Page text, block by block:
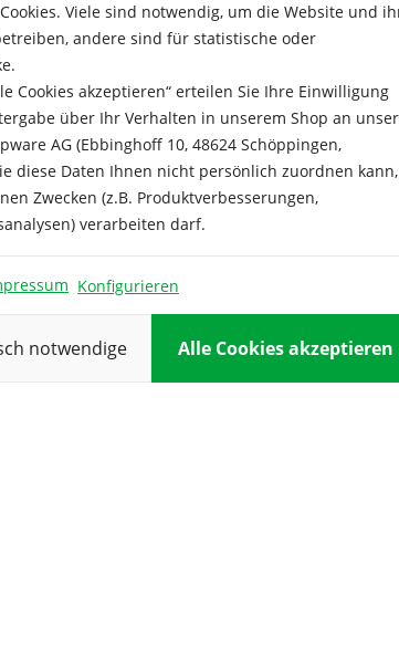
das
eine
Salaten, als
Rettich
historischen
Aussaat:
Aussaattiefe:
Besonderheit:
Farbe:
Viele sind notwendig, um die Website und
andere sind für statistische oder
Cookies akzeptieren“ erteilen Sie Ihre Einwilligung
über Ihr Verhalten in unserem Shop an
AG (Ebbinghoff 10, 48624 Schöppingen,
diese Daten Ihnen nicht persönlich zuordnen kann,
Zwecken (z.B. Produktverbesserungen,
verarbeiten darf.
Konfigurieren
notwendige Alle Cookies akzeptieren